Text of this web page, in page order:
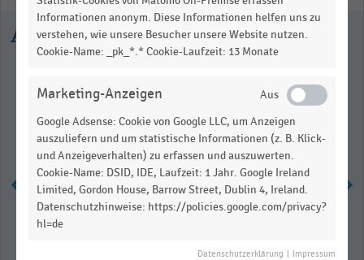
Ausgewählte Statistiken
Telekommunikationsgeräten
Informationen anonym. Diese Informationen helfen uns zu
verstehen, wie unsere Besucher unsere Website nutzen.
Cookie-Name: _pk_*.* Cookie-Laufzeit: 13 Monate
Marketing-Anzeigen
Google Adsense: Cookie von Google LLC, um Anzeigen
auszuliefern und um statistische Informationen (z. B. Klick-
und Anzeigeverhalten) zu erfassen und auszuwerten.
Cookie-Name: DSID, IDE, Laufzeit: 1 Jahr. Google Ireland
Limited, Gordon House, Barrow Street, Dublin 4, Ireland.
Datenschutzhinweise: https://policies.google.com/privacy?
hl=de
Datenschutzerklärung Impressum